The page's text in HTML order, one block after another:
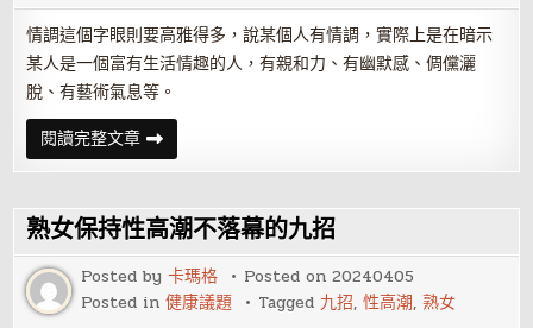
情調這個字眼則要高雅得多，說某個人有情調，實際上是在暗示
某人是一個富有生活情趣的人，有親和力、有幽默感、倜儻灑
脫、有藝術氣息等。
閱讀完整文章盡
顯
性
魅
力，
九
招
調
情
大
熟女保持性高潮不落幕的九招
Posted by卡瑪格 Posted on20240405
Posted in健康議題 Tagged 九招,性高潮,熟女